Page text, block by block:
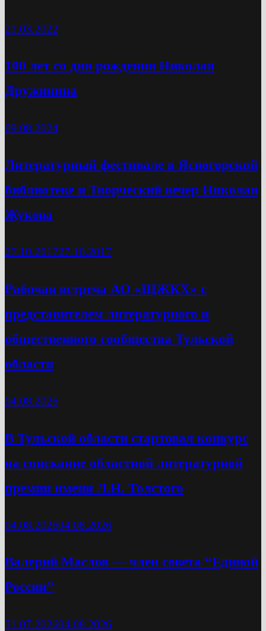
21.03.2022
100 лет со дня рождения Николая
Дружинина
09.08.2024
Литературный фестивале в Ясногорской
библиотеке и Творческий вечер Николая
Жукова
27.10.201727.10.2017
Рабочая встреча АО «ЩЖКХ» с
представителем литературного и
общественного сообщества Тульской
области
04.08.2026
В Тульской области стартовал конкурс
на соискание областной литературной
премии имени Л.Н. Толстого
04.08.202604.08.2026
Валерий Маслов — член совета “Единой
России”
31.07.202604.08.2026